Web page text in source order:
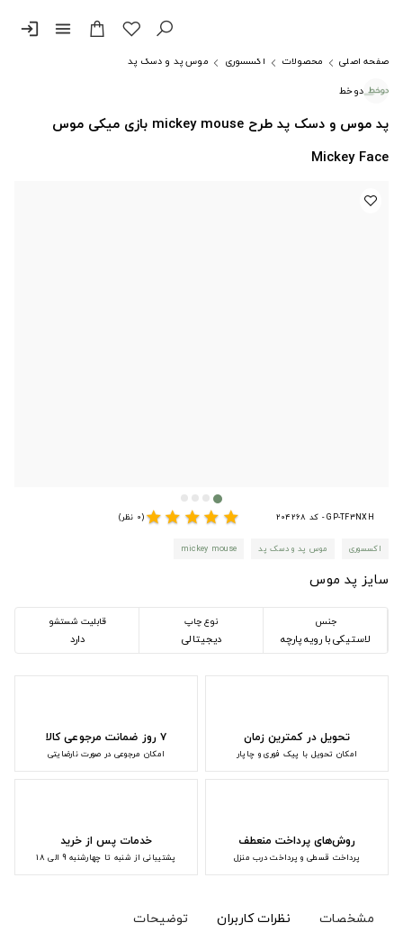
menu
login
صفحه اصلی محصولات اکسسوری
موس پد و دسک پد
دوخط
پد موس و دسک پد طرح mickey mouse بازی میکی موس
Mickey Face
GP-TF3NXH - کد 204268 star
star
star
star
star(0 نظر)
اکسسوری موس پد و دسک پد mickey mouse
سایز پد موس
جنس
لاستیکی با رویه پارچه
نوع چاپ
دیجیتالی
قابلیت شستشو
دارد
تحویل در کمترین زمان
امکان تحویل با پیک فوری و چاپار
۷ روز ضمانت مرجوعی کالا
امکان مرجوعی در صورت نارضایتی
روش‌های پرداخت منعطف
پرداخت قسطی و پرداخت درب منزل
خدمات پس از خرید
پشتیبانی از شنبه تا چهارشنبه 9 الی 18
مشخصات نظرات کاربران توضیحات